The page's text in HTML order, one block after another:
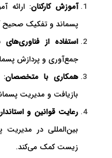
آموزش کارکنان: ارائه
پسماند و تفکیک صحیح
استفاده از فناوری‌های
جمع‌آوری و پردازش
همکاری با متخصصان:
بازیافت و مدیریت
رعایت قوانین و
بین‌المللی در
زیست کمک می‌کند.